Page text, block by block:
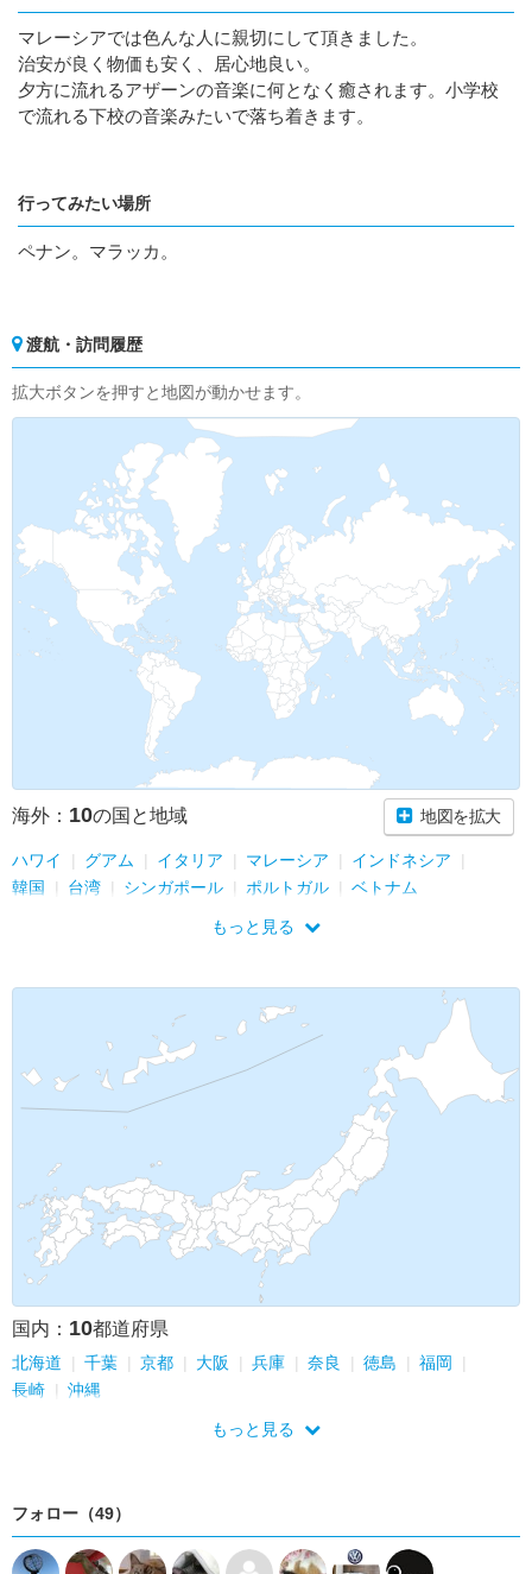
マレーシアでは色んな人に親切にして頂きました。
治安が良く物価も安く、居心地良い。
夕方に流れるアザーンの音楽に何となく癒されます。小学校
で流れる下校の音楽みたいで落ち着きます。
行ってみたい場所
ペナン。マラッカ。
渡航・訪問履歴
拡大ボタンを押すと地図が動かせます。
海外： 10の国と地域 地図を拡大
ハワイ グアム イタリア マレーシア
インドネシア
韓国
台湾 シンガポール ポルトガル ベトナム
もっと見る
国内： 10都道府県
北海道 千葉 京都 大阪 兵庫 奈良 徳島
福岡
長崎
沖縄
もっと見る
フォロー（49）